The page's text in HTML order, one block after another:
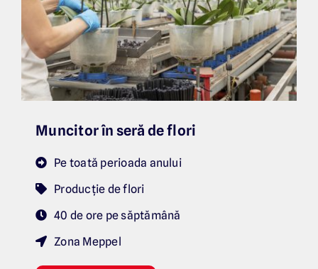
Muncitor în seră de flori
Pe toată perioada anului
Producție de flori
40 de ore pe săptămână
Zona Meppel